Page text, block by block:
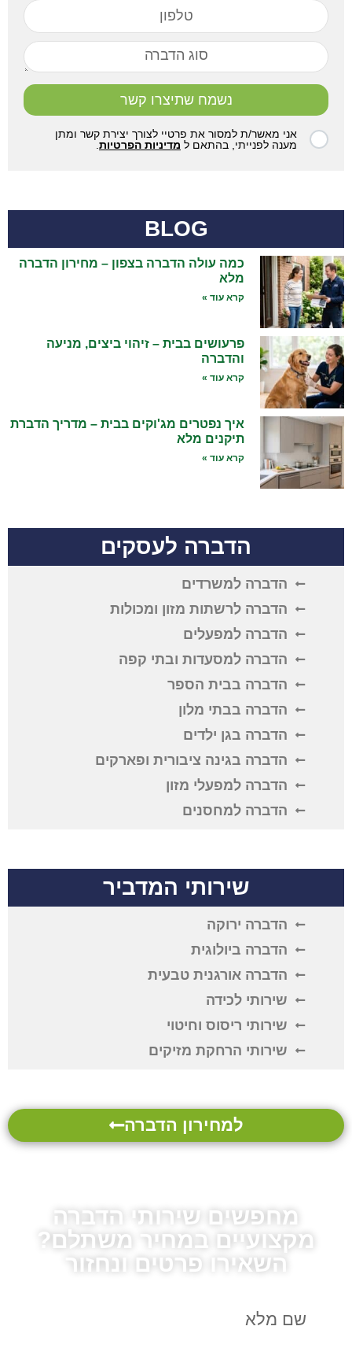
אני מאשר/ת למסור את פרטיי לצורך יצירת קשר ומתן
מענה לפנייתי, בהתאם ל מדיניות הפרטיות
נשמח שתיצרו קשר
BLOG
כמה עולה הדברה בצפון – מחירון הדברה
מלא
קרא עוד »
פרעושים בבית – זיהוי ביצים, מניעה
והדברה
קרא עוד »
איך נפטרים מג'וקים בבית – מדריך הדברת
תיקנים מלא
קרא עוד »
הדברה לעסקים
הדברה למשרדים
הדברה לרשתות מזון ומכולות
הדברה למפעלים
הדברה למסעדות ובתי קפה
הדברה בבית הספר
הדברה בבתי מלון
הדברה בגן ילדים
הדברה בגינה ציבורית ופארקים
הדברה למפעלי מזון
הדברה למחסנים
שירותי המדביר
הדברה ירוקה
הדברה ביולוגית
הדברה אורגנית טבעית
שירותי לכידה
שירותי ריסוס וחיטוי
שירותי הרחקת מזיקים
למחירון הדברה
מחפשים שירותי הדברה
מקצועיים במחיר משתלם?
השאירו פרטים ונחזור